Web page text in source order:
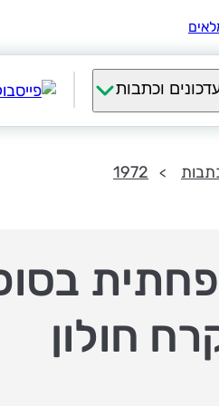
וכתבות
1972
חולון